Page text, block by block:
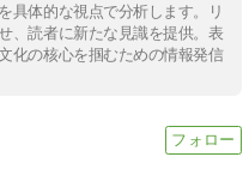
具体的な視点で分析します。リ
、読者に新たな見識を提供。表
化の核心を掴むための情報発信